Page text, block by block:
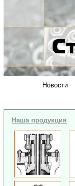
Новости
Наша продукция